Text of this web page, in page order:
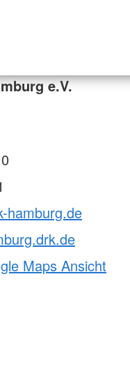
e.V.
hamburg.de
Maps Ansicht